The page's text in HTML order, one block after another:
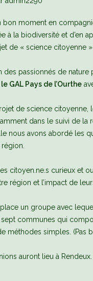
bon moment en
à la biodiversité et d’en
de « science citoyenne
des passionnés de
le GAL Pays de l’Ourthe
de science citoyenne,
dans le suivi de
nous avons abordé les
citoyen.ne.s curieux et
région et l’impact de
un groupe avec
communes qui
méthodes simples. (Pas
auront lieu à